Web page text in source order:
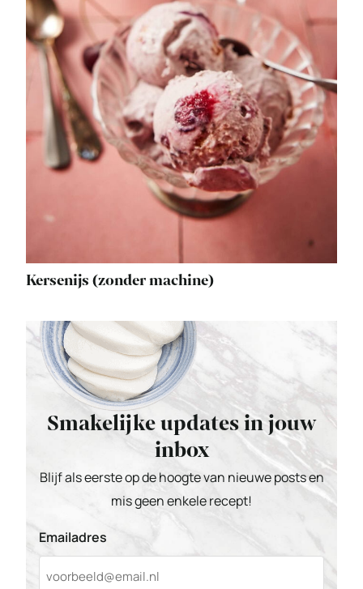
Kersenijs (zonder machine)
Smakelijke updates in jouw
inbox
Blijf als eerste op de hoogte van nieuwe posts en
mis geen enkele recept!
Emailadres